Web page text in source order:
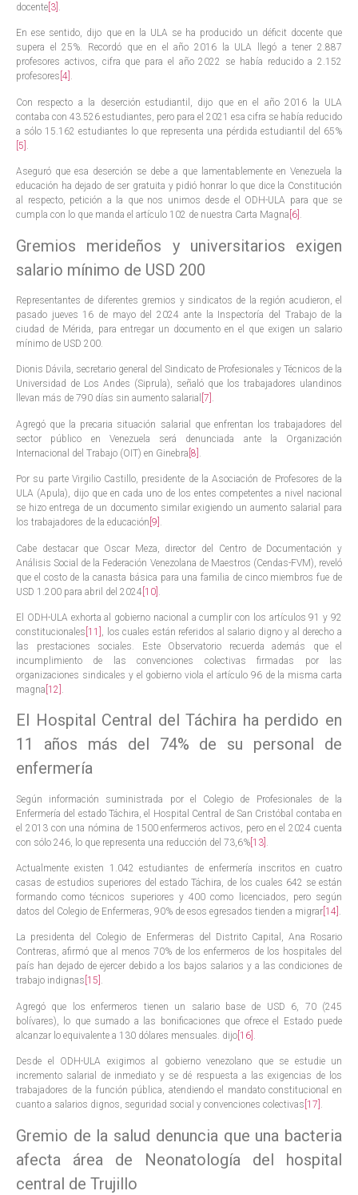
docente [3] .
En ese sentido, dijo que en la ULA se ha producido un déficit docente que
supera el 25%. Recordó que en el año 2016 la ULA llegó a tener 2.887
profesores activos, cifra que para el año 2022 se había reducido a 2.152
profesores [4] .
Con respecto a la deserción estudiantil, dijo que en el año 2016 la ULA
contaba con 43.526 estudiantes, pero para el 2021 esa cifra se había reducido
a sólo 15.162 estudiantes lo que representa una pérdida estudiantil del 65%
[5]
Aseguró que esa deserción se debe a que lamentablemente en Venezuela la
educación ha dejado de ser gratuita y pidió honrar lo que dice la Constitución
al respecto, petición a la que nos unimos desde el ODH-ULA para que se
cumpla con lo que manda el artículo 102 de nuestra Carta Magna [6] .
Gremios merideños y universitarios exigen
salario mínimo de USD 200
Representantes de diferentes gremios y sindicatos de la región acudieron, el
pasado jueves 16 de mayo del 2024 ante la Inspectoría del Trabajo de la
ciudad de Mérida, para entregar un documento en el que exigen un salario
mínimo de USD 200.
Dionis Dávila, secretario general del Sindicato de Profesionales y Técnicos de la
Universidad de Los Andes (Siprula), señaló que los trabajadores ulandinos
llevan más de 790 días sin aumento salarial [7] .
Agregó que la precaria situación salarial que enfrentan los trabajadores del
sector público en Venezuela será denunciada ante la Organización
Internacional del Trabajo (OIT) en Ginebra [8]
Por su parte Virgilio Castillo, presidente de la Asociación de Profesores de la
ULA (Apula), dijo que en cada uno de los entes competentes a nivel nacional
se hizo entrega de un documento similar exigiendo un aumento salarial para
los trabajadores de la educación [9] .
Cabe destacar que Oscar Meza, director del Centro de Documentación y
Análisis Social de la Federación Venezolana de Maestros (Cendas-FVM), reveló
que el costo de la canasta básica para una familia de cinco miembros fue de
USD 1.200 para abril del 2024 [10]
El ODH-ULA exhorta al gobierno nacional a cumplir con los artículos 91 y 92
constitucionales [11] , los cuales están referidos al salario digno y al derecho a
las prestaciones sociales. Este Observatorio recuerda además que el
incumplimiento de las convenciones colectivas firmadas por las
organizaciones sindicales y el gobierno viola el artículo 96 de la misma carta
magna [12] .
El Hospital Central del Táchira ha perdido en
11 años más del 74% de su personal de
enfermería
Según información suministrada por el Colegio de Profesionales de la
Enfermería del estado Táchira, el Hospital Central de San Cristóbal contaba en
el 2013 con una nómina de 1500 enfermeros activos, pero en el 2024 cuenta
con sólo 246, lo que representa una reducción del 73,6% [13]
Actualmente existen 1.042 estudiantes de enfermería inscritos en cuatro
casas de estudios superiores del estado Táchira, de los cuales 642 se están
formando como técnicos superiores y 400 como licenciados, pero según
datos del Colegio de Enfermeras, 90% de esos egresados tienden a migrar [14] .
La presidenta del Colegio de Enfermeras del Distrito Capital, Ana Rosario
Contreras, afirmó que al menos 70% de los enfermeros de los hospitales del
país han dejado de ejercer debido a los bajos salarios y a las condiciones de
trabajo indignas [15] .
Agregó que los enfermeros tienen un salario base de USD 6, 70 (245
bolívares), lo que sumado a las bonificaciones que ofrece el Estado puede
alcanzar lo equivalente a 130 dólares mensuales. dijo [16] .
Desde el ODH-ULA exigimos al gobierno venezolano que se estudie un
incremento salarial de inmediato y se dé respuesta a las exigencias de los
trabajadores de la función pública, atendiendo el mandato constitucional en
cuanto a salarios dignos, seguridad social y convenciones colectivas [17] .
Gremio de la salud denuncia que una bacteria
afecta área de Neonatología del hospital
central de Trujillo